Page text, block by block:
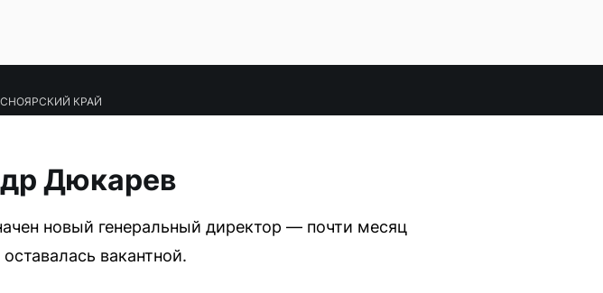
КРАЙ
Дюкарев
новый генеральный директор — почти месяц
вакантной.